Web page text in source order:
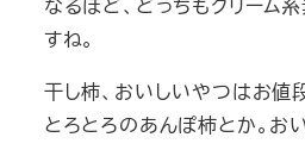
すね。
干し柿、おいしいやつはお
とろとろのあんぽ柿とか。お